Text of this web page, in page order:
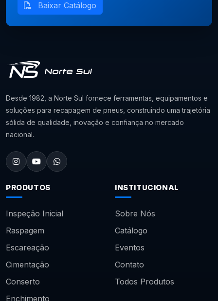
Baixar Catálogo
Desde 1982, a Norte Sul fornece ferramentas, equipamentos e
soluções para recapagem de pneus, construindo uma trajetória
sólida de qualidade, inovação e confiança no mercado
nacional.
PRODUTOS
Inspeção Inicial
Raspagem
Escareação
Cimentação
Conserto
Enchimento
INSTITUCIONAL
Sobre Nós
Catálogo
Eventos
Contato
Todos Produtos